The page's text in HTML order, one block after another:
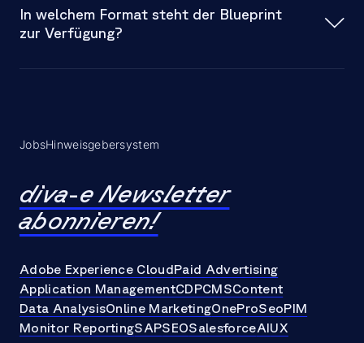
strategische Orientierung
In welchem Format steht der Blueprint
zur Verfügung?
JobsHinweisgebersystem
diva-e Newsletter
abonnieren!
Adobe Experience CloudPaid Advertising
Application ManagementCDPCMSContent
Data AnalysisOnline MarketingOneProSeoPIM
Monitor ReportingSAPSEOSalesforceAIUX